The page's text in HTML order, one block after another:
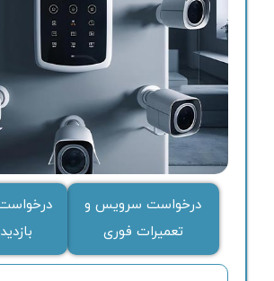
درخواست سرویس و
تعمیرات فوری